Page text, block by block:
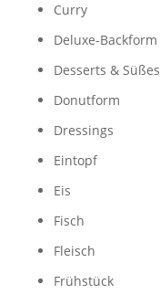
Curry
Deluxe-Backform
Desserts & Süßes
Donutform
Dressings
Eintopf
Eis
Fisch
Fleisch
Frühstück